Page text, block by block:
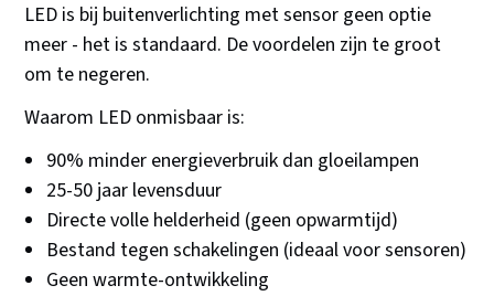
LED is bij buitenverlichting met sensor geen optie
meer - het is standaard. De voordelen zijn te groot
om te negeren.
Waarom LED onmisbaar is:
90% minder energieverbruik dan gloeilampen
25-50 jaar levensduur
Directe volle helderheid (geen opwarmtijd)
Bestand tegen schakelingen (ideaal voor sensoren)
Geen warmte-ontwikkeling